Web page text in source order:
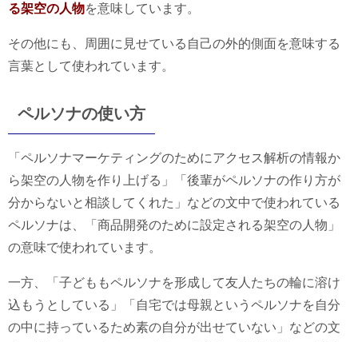
る架空の人物を意味しています。
その他にも、周囲に見せている自己の外的側面を意味する
言葉として使われています。
ペルソナの使い方
「ペルソナマーケティングのためにアクセス解析の情報か
ら架空の人物を作り上げる」「後輩がペルソナの作り方が
分からないと相談してくれた」などの文中で使われている
ペルソナは、「商品開発のために設定される架空の人物」
の意味で使われています。
一方、「子どももペルソナを形成して友人たちの輪に溶け
込もうとしている」「自宅では母親というペルソナを自分
の中に持っているため素の自分が出せていない」などの文